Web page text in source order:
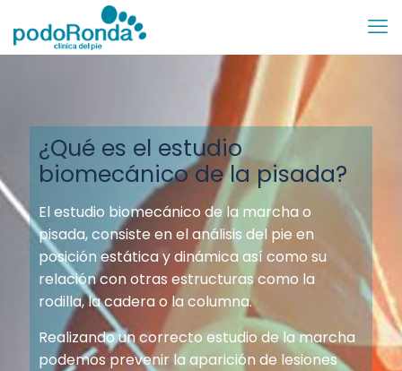
¿Qué es el estudio
biomecánico de la pisada?
El estudio biomecánico de la marcha o
pisada, consiste en el análisis del pie en
posición estática y dinámica así como su
relación con otras estructuras como la
rodilla, la cadera o la columna.
Realizando un correcto estudio de la marcha
podemos prevenir la aparición de lesiones